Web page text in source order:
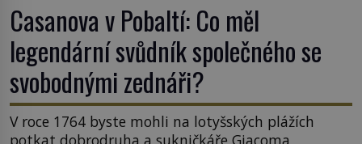
Casanova v Pobaltí: Co měl
legendární svůdník společného se
svobodnými zednáři?
V roce 1764 byste mohli na lotyšských plážích
potkat dobrodruha a sukničkáře Giacoma